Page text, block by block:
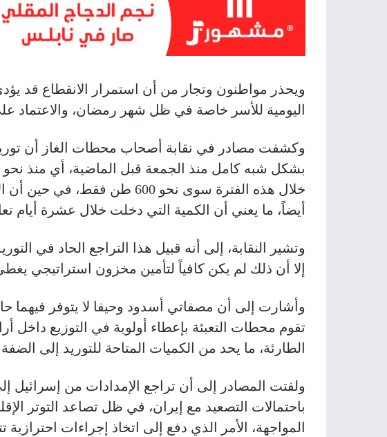
ويحذر مواطنون وتجار من أن استمرار الانقطاع قد
اليومية للأسر خاصة في ظل شهر رمضان، والاعتماد
وكشفت مصادر في نقابة أصحاب محطات الغاز أن
بشكل شبه كامل منذ الجمعة قبل الماضية، أي منذ
أيضاً، ما يعني أن الكمية التي دخلت خلال عشرة أيام
إلا أن ذلك لم يكن كافياً لتأمين مخزون استراتيجي
وأشارت إلى أن مصفاتي أسدود وحيفا لا يتوفر فيهما
الطارئة، ما يحد من الكميات المتاحة للتوريد إلى الضفة
ولفتت المصادر إلى أن تراجع الإمدادات من إسرائيل
باحتمالات التصعيد مع إيران، في ظل تصاعد التوتر
المواجهة، الأمر الذي دفع إلى اتخاذ إجراءات احترازية